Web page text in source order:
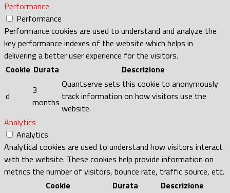
Performance
Performance
Performance cookies are used to understand and analyze the
key performance indexes of the website which helps in
delivering a better user experience for the visitors.
Cookie Durata Descrizione
d
3
months
Quantserve sets this cookie to anonymously
track information on how visitors use the
website.
Analytics
Analytics
Analytical cookies are used to understand how visitors interact
with the website. These cookies help provide information on
metrics the number of visitors, bounce rate, traffic source, etc.
Cookie
Durata Descrizione